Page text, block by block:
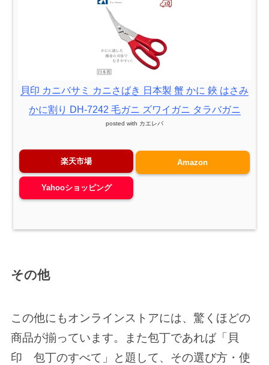
貝印 カニバサミ カニさばき 日本製 蟹 かに 鋏 はさみ
かに割り DH-7242 毛ガニ ズワイガニ タラバガニ
posted with カエレバ
楽天市場 Amazon
Yahooショッピング
その他
この他にもオンラインストアには、驚くほどの
商品が揃っています。また包丁であれば「貝
印 包丁のすべて」と題して、その選び方・使